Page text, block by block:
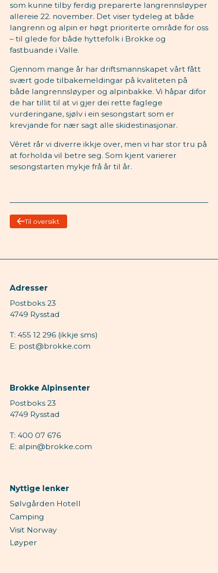
som kunne tilby ferdig preparerte langrennsløyper
allereie 22. november. Det viser tydeleg at både
langrenn og alpin er høgt prioriterte område for oss
– til glede for både hyttefolk i Brokke og
fastbuande i Valle.
Gjennom mange år har driftsmannskapet vårt fått
svært gode tilbakemeldingar på kvaliteten på
både langrennsløyper og alpinbakke. Vi håpar difor
de har tillit til at vi gjer dei rette faglege
vurderingane, sjølv i ein sesongstart som er
krevjande for nær sagt alle skidestinasjonar.
Vêret rår vi diverre ikkje over, men vi har stor tru på
at forholda vil betre seg. Som kjent varierer
sesongstarten mykje frå år til år.
Til oversikt
Adresser
Postboks 23
4749 Rysstad
T: 455 12 296 (ikkje sms)
E: post@brokke.com
Brokke Alpinsenter
Postboks 23
4749 Rysstad
T: 400 07 676
E: alpin@brokke.com
Nyttige lenker
Sølvgården Hotell
Camping
Visit Norway
Løyper